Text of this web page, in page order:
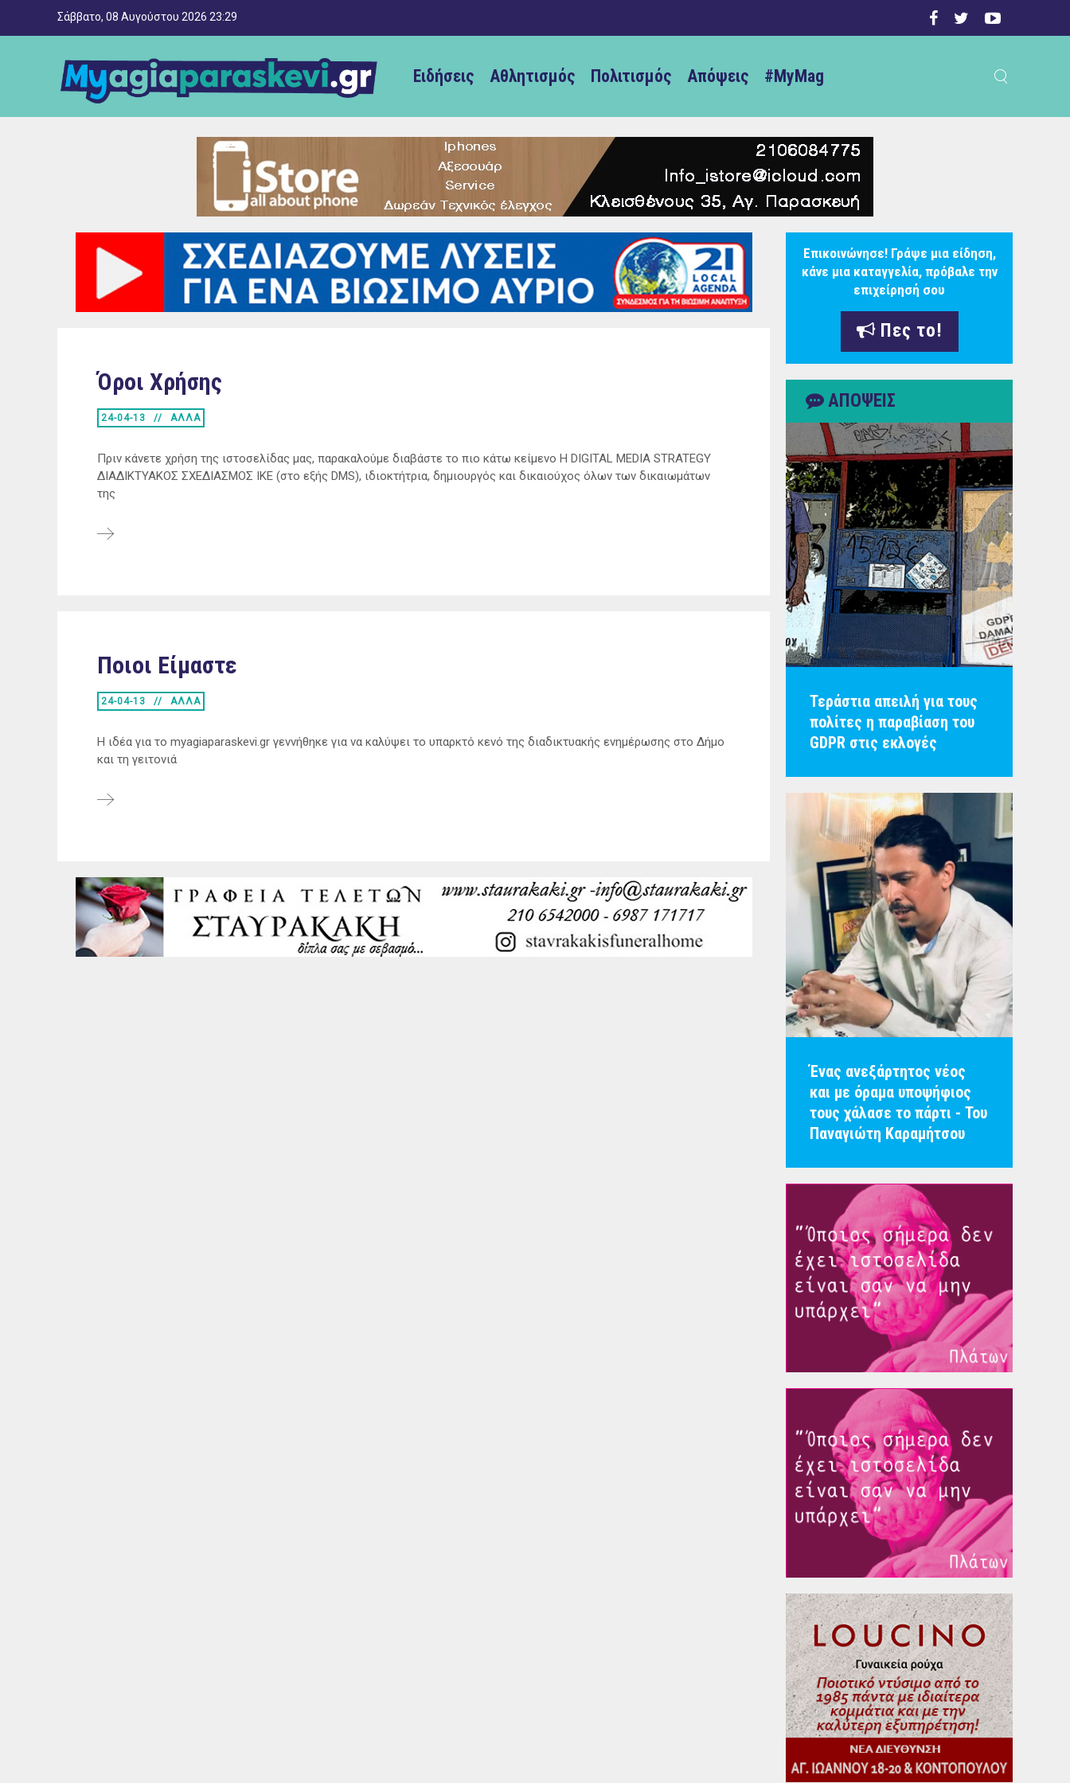
Σάββατο, 08 Αυγούστου 2026 23:29
Ειδήσεις Αθλητισμός Πολιτισμός Απόψεις #MyMag
Όροι Χρήσης
24-04-13 ΑΛΛΑ
Πριν κάνετε χρήση της ιστοσελίδας μας, παρακαλούμε διαβάστε το πιο κάτω κείμενο Η DIGITAL MEDIA STRATEGY
ΔΙΑΔΙΚΤΥΑΚΟΣ ΣΧΕΔΙΑΣΜΟΣ ΙΚΕ (στο εξής DMS), ιδιοκτήτρια, δημιουργός και δικαιούχος όλων των δικαιωμάτων
της
Ποιοι Είμαστε
24-04-13 ΑΛΛΑ
Η ιδέα για το myagiaparaskevi.gr γεννήθηκε για να καλύψει το υπαρκτό κενό της διαδικτυακής ενημέρωσης στο Δήμο
και τη γειτονιά
Επικοινώνησε! Γράψε μια είδηση,
κάνε μια καταγγελία, πρόβαλε την
επιχείρησή σου
Πες το!
ΑΠΟΨΕΙΣ
Τεράστια απειλή για τους
πολίτες η παραβίαση του
GDPR στις εκλογές
Ένας ανεξάρτητος νέος
και με όραμα υποψήφιος
τους χάλασε το πάρτι - Του
Παναγιώτη Καραμήτσου